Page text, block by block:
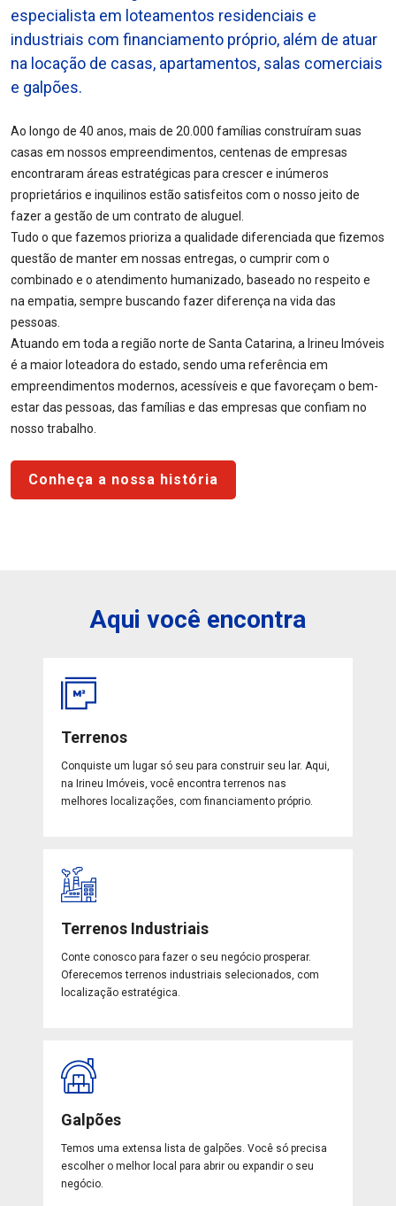
especialista em loteamentos residenciais e
industriais com financiamento próprio, além de atuar
na locação de casas, apartamentos, salas comerciais
e galpões.
Ao longo de 40 anos, mais de 20.000 famílias construíram suas
casas em nossos empreendimentos, centenas de empresas
encontraram áreas estratégicas para crescer e inúmeros
proprietários e inquilinos estão satisfeitos com o nosso jeito de
fazer a gestão de um contrato de aluguel.
Tudo o que fazemos prioriza a qualidade diferenciada que fizemos
questão de manter em nossas entregas, o cumprir com o
combinado e o atendimento humanizado, baseado no respeito e
na empatia, sempre buscando fazer diferença na vida das
pessoas.
Atuando em toda a região norte de Santa Catarina, a Irineu Imóveis
é a maior loteadora do estado, sendo uma referência em
empreendimentos modernos, acessíveis e que favoreçam o bem-
estar das pessoas, das famílias e das empresas que confiam no
nosso trabalho.
Conheça a nossa história
Aqui você encontra
Terrenos
Conquiste um lugar só seu para construir seu lar. Aqui,
na Irineu Imóveis, você encontra terrenos nas
melhores localizações, com financiamento próprio.
Terrenos Industriais
Conte conosco para fazer o seu negócio prosperar.
Oferecemos terrenos industriais selecionados, com
localização estratégica.
Galpões
Temos uma extensa lista de galpões. Você só precisa
escolher o melhor local para abrir ou expandir o seu
negócio.